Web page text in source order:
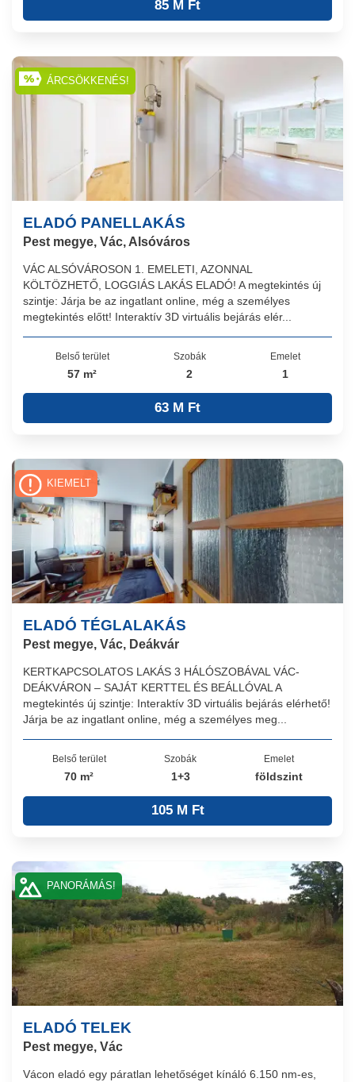
85 M Ft
ELADÓ PANELLAKÁS
Pest megye, Vác, Alsóváros
VÁC ALSÓVÁROSON 1. EMELETI, AZONNAL
KÖLTÖZHETŐ, LOGGIÁS LAKÁS ELADÓ! A megtekintés új
szintje: Járja be az ingatlant online, még a személyes
megtekintés előtt! Interaktív 3D virtuális bejárás elér...
Belső terület
57 m²
Szobák
2
Emelet
1
63 M Ft
ÁRCSÖKKENÉS!
ELADÓ TÉGLALAKÁS
Pest megye, Vác, Deákvár
KERTKAPCSOLATOS LAKÁS 3 HÁLÓSZOBÁVAL VÁC-
DEÁKVÁRON – SAJÁT KERTTEL ÉS BEÁLLÓVAL A
megtekintés új szintje: Interaktív 3D virtuális bejárás elérhető!
Járja be az ingatlant online, még a személyes meg...
Belső terület
70 m²
Szobák
1+3
Emelet
földszint
105 M Ft
KIEMELT
ELADÓ TELEK
Pest megye, Vác
Vácon eladó egy páratlan lehetőséget kínáló 6.150 nm-es,
PANORÁMÁS!